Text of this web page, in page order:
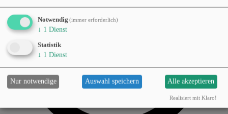
Notwendig (immer erforderlich)
↓ 1 Dienst
Statistik
↓ 1 Dienst
Nur notwendige Auswahl speichern Alle akzeptieren
Realisiert mit Klaro!